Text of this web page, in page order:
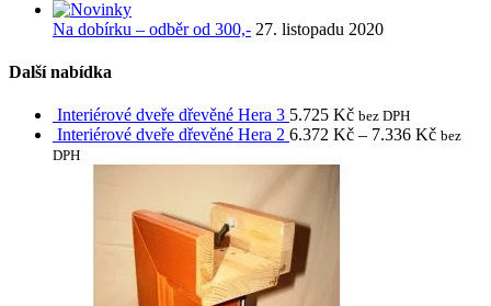
Na dobírku – odběr od 300,- 27. listopadu 2020
Další nabídka
Interiérové dveře dřevěné Hera 3 5.725 Kč bez DPH
Interiérové dveře dřevěné Hera 2 6.372 Kč – 7.336 Kč bez
DPH